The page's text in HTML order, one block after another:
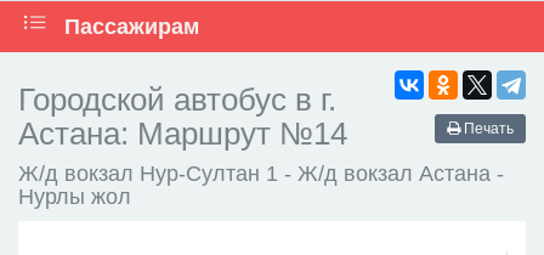
Пассажирам
Печать
Городской автобус в г.
Астана: Маршрут №14
Ж/д вокзал Нур-Султан 1 - Ж/д вокзал Астана -
Нурлы жол